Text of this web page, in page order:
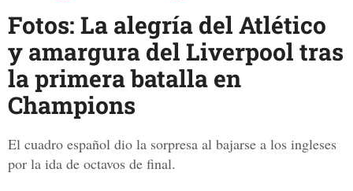
Fotos: La alegría del Atlético
y amargura del Liverpool tras
la primera batalla en
Champions
El cuadro español dio la sorpresa al bajarse a los ingleses
por la ida de octavos de final.